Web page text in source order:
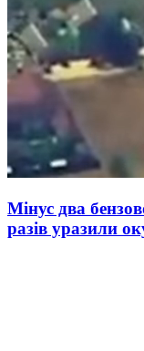
Мінус два
разів уразили